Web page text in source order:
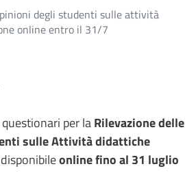
degli studenti sulle attività
online entro il 31/7
per laRilevazione delle
sulle Attività didattiche
online fino al 31 luglio